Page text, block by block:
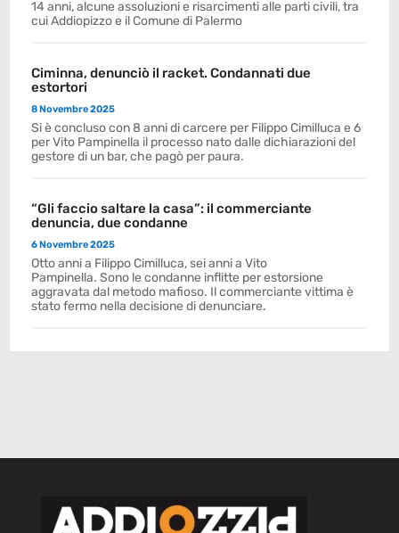
14 anni, alcune assoluzioni e risarcimenti alle parti civili, tra
cui Addiopizzo e il Comune di Palermo
Ciminna, denunciò il racket. Condannati due
estortori
8 Novembre 2025
Si è concluso con 8 anni di carcere per Filippo Cimilluca e 6
per Vito Pampinella il processo nato dalle dichiarazioni del
gestore di un bar, che pagò per paura.
“Gli faccio saltare la casa”: il commerciante
denuncia, due condanne
6 Novembre 2025
Otto anni a Filippo Cimilluca, sei anni a Vito
Pampinella. Sono le condanne inflitte per estorsione
aggravata dal metodo mafioso. Il commerciante vittima è
stato fermo nella decisione di denunciare.